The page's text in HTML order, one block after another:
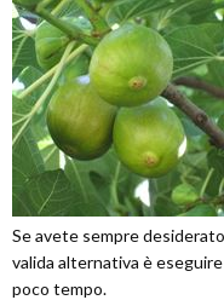
Se avete sempre
valida alternativa è
poco tempo.